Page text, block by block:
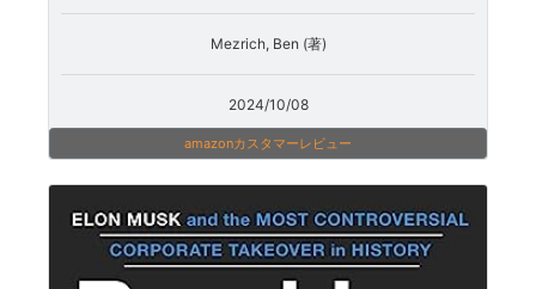
Mezrich, Ben (著)
2024/10/08
amazonカスタマーレビュー